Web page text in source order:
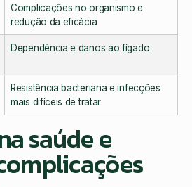
Complicações no organismo e
redução da eficácia
Dependência e danos ao fígado
Resistência bacteriana e infecções
mais difíceis de tratar
saúde e